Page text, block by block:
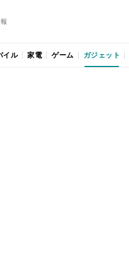
イル 家電 ゲーム ガジェット